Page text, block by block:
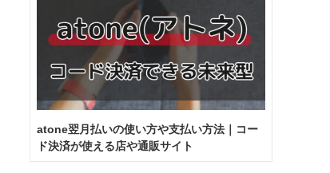
atone翌月払いの使い方や支払い方法｜コー
ド決済が使える店や通販サイト